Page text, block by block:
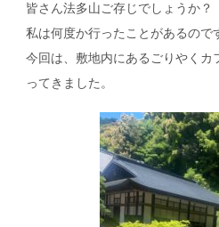
皆さん法多山ご存じでしょうか？
私は何度か行ったことがあるので
今回は、敷地内にあるごりやくカ
ってきました。